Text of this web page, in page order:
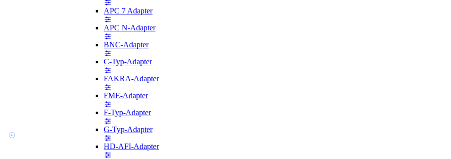
APC 7 Adapter
APC N-Adapter
BNC-Adapter
C-Typ-Adapter
FAKRA-Adapter
FME-Adapter
F-Typ-Adapter
G-Typ-Adapter
HD-AFI-Adapter